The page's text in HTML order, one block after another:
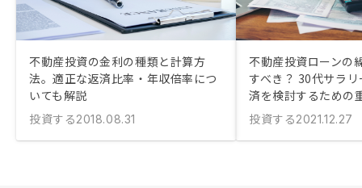
不動産投資の金利の種類と計算方
法。適正な返済比率・年収倍率につ
いても解説
投資する2018.08.31
不動産投資ローンの
すべき？ 30代サラ
済を検討するための
投資する2021.12.27